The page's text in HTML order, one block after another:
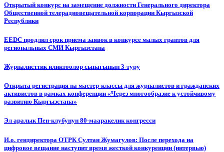
Открытый конкурс на замещение должности Генерального директора
Общественной телерадиовещательной корпорации Кыргызской
Республики
EEDC продлил срок приема заявок в конкурсе малых грантов для
региональных СМИ Кыргызстана
Журналисттик иликтөөлөр сынагынын 3-туру
Открыта регистрация на мастер-классы для журналистов и гражданских
активистов в рамках конференции «Через многообразие к устойчивому
развитию Кыргызстана»
Эл аралык Пен-клубунун 80-мааракелик конгресси
И.о. гендиректора ОТРК Султан Жумагулов: После перехода на
цифровое вещание наступит время жесткой конкуренции (интервью)